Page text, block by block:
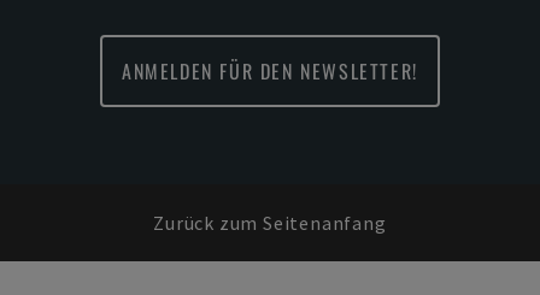
ANMELDEN FÜR DEN NEWSLETTER!
Zurück zum Seitenanfang